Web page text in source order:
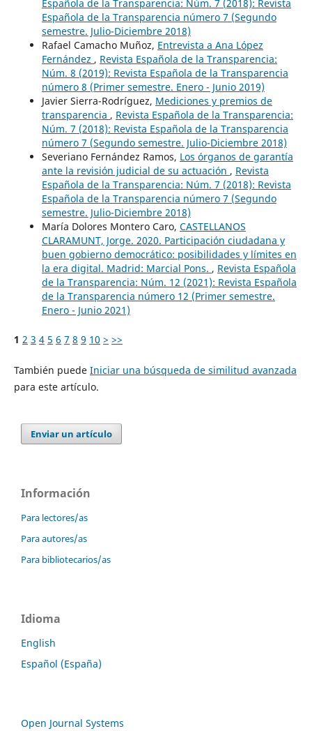
Española de la Transparencia: Núm. 7 (2018): Revista
Española de la Transparencia número 7 (Segundo
semestre. Julio-Diciembre 2018)
Rafael Camacho Muñoz, Entrevista a Ana López
Fernández , Revista Española de la Transparencia:
Núm. 8 (2019): Revista Española de la Transparencia
número 8 (Primer semestre. Enero - Junio 2019)
Javier Sierra-Rodríguez, Mediciones y premios de
transparencia , Revista Española de la Transparencia:
Núm. 7 (2018): Revista Española de la Transparencia
número 7 (Segundo semestre. Julio-Diciembre 2018)
Severiano Fernández Ramos, Los órganos de garantía
ante la revisión judicial de su actuación , Revista
Española de la Transparencia: Núm. 7 (2018): Revista
Española de la Transparencia número 7 (Segundo
semestre. Julio-Diciembre 2018)
María Dolores Montero Caro, CASTELLANOS
CLARAMUNT, Jorge. 2020. Participación ciudadana y
buen gobierno democrático: posibilidades y límites en
la era digital. Madrid: Marcial Pons. , Revista Española
de la Transparencia: Núm. 12 (2021): Revista Española
de la Transparencia número 12 (Primer semestre.
Enero - Junio 2021)
1 2 3 4 5 6 7 8 9 10 > >>
También puede Iniciar una búsqueda de similitud avanzada
para este artículo.
Enviar un artículo
Información
Para lectores/as
Para autores/as
Para bibliotecarios/as
Idioma
English
Español (España)
Open Journal Systems